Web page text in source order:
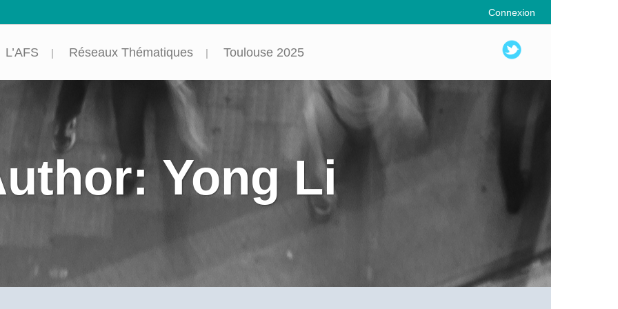
Connexion
L’AFS Réseaux Thématiques Toulouse 2025
Yong Li